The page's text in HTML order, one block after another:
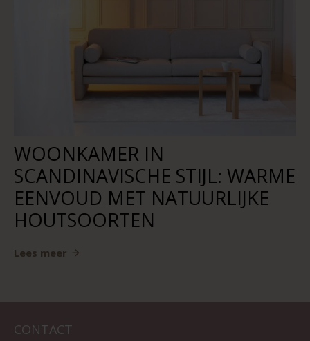
WOONKAMER IN
SCANDINAVISCHE STIJL: WARME
EENVOUD MET NATUURLIJKE
HOUTSOORTEN
Lees meer
CONTACT